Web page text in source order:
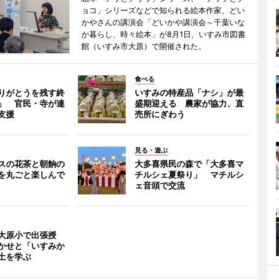
ョコ」シリーズなどで知られる絵本作家、どい
かやさんの講演会「どいかや講演会～千葉いな
か暮らし、時々絵本」が8月1日、いすみ市図書
館（いすみ市大原）で開催された。
がとうを残す終
官民・寺が連
援
食べる
いすみの特産品「ナシ」が最
盛期迎える 農家が協力、直
売所にぎわう
の花茶と朝餉の
ごと楽しんで
見る・遊ぶ
大多喜県民の森で「大多喜マ
チルシェ夏祭り」 マチルシ
ェ音頭で交流
原小で出張授
と「いすみか
を学ぶ